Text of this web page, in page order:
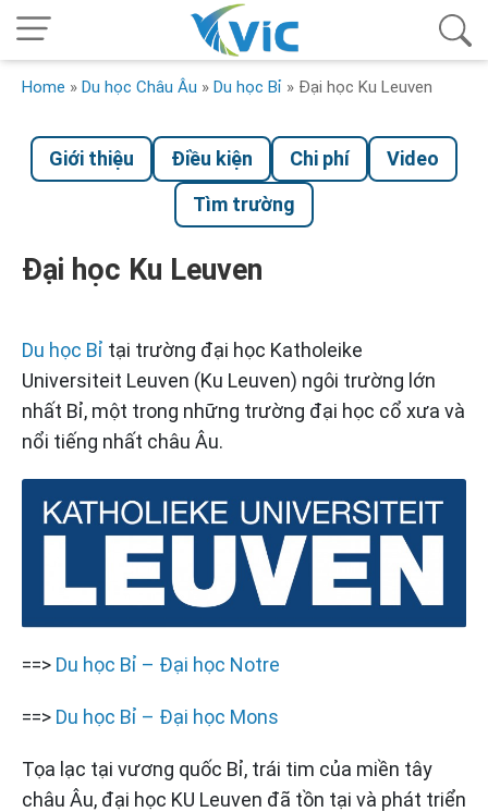
Home » Du học Châu Âu » Du học Bỉ » Đại học Ku Leuven
Giới thiệu Điều kiện Chi phí
Video
Tìm trường
Đại học Ku Leuven
Du học Bỉ tại trường đại học Katholeike
Universiteit Leuven (Ku Leuven) ngôi trường lớn
nhất Bỉ, một trong những trường đại học cổ xưa và
nổi tiếng nhất châu Âu.
==> Du học Bỉ – Đại học Notre
==> Du học Bỉ – Đại học Mons
Tọa lạc tại vương quốc Bỉ, trái tim của miền tây
châu Âu, đại học KU Leuven đã tồn tại và phát triển